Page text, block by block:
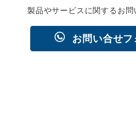
製品やサービスに関するお問
お問い合せフ